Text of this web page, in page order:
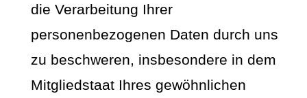
die Verarbeitung Ihrer
personenbezogenen Daten durch uns
zu beschweren, insbesondere in dem
Mitgliedstaat Ihres gewöhnlichen